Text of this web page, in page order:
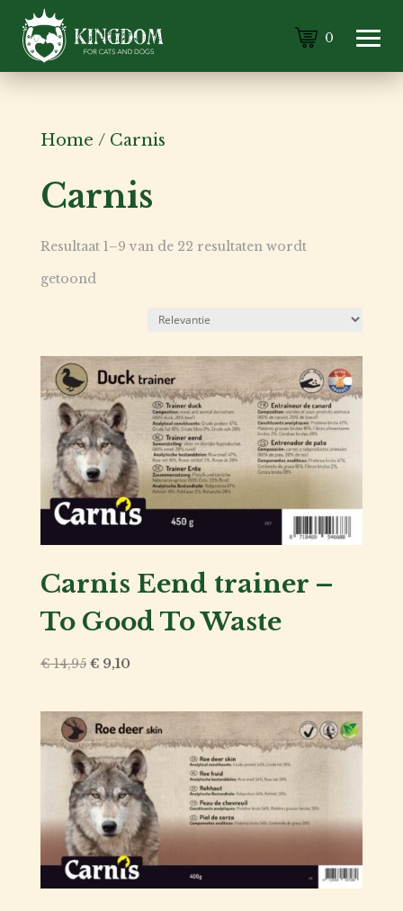
Kat
Hond
Voor
Voor
0
Home / Carnis
Carnis
Resultaat 1–9 van de 22 resultaten wordt
getoond
Carnis Eend trainer –
To Good To Waste
€14,95 Oorspronkelijke
€ 14,95.
€9,10Huidige
€ 9,10.